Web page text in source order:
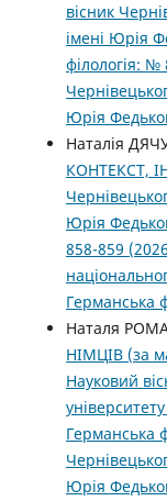
вісник
імені Юрія
філологія: №
Юрія
Наталія
КОНТЕКСТ,
Юрія
858-859
Германська
Наталя
НІМЦІВ (за
Науковий
Германська
Юрія